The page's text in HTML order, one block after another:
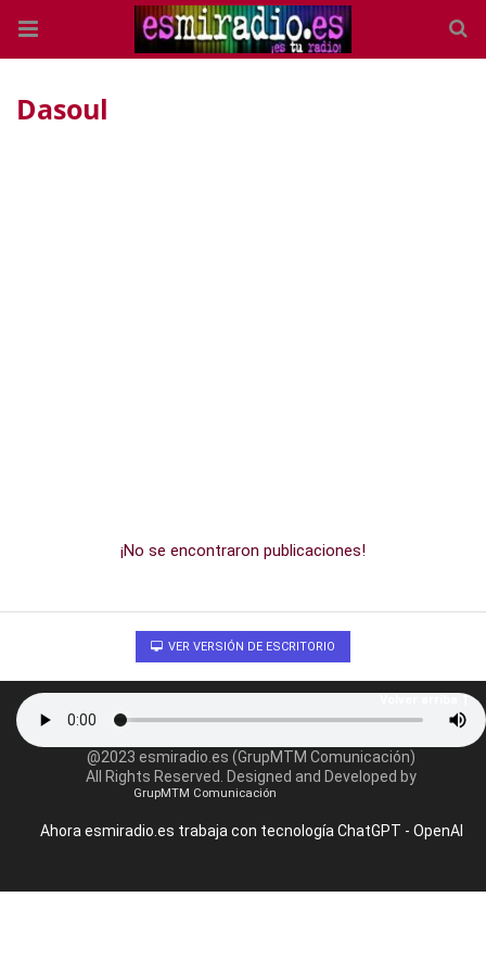
Dasoul
¡No se encontraron publicaciones!
VER VERSIÓN DE ESCRITORIO
@2023 esmiradio.es (GrupMTM Comunicación)
All Rights Reserved. Designed and Developed by
GrupMTM Comunicación
Ahora esmiradio.es trabaja con tecnología ChatGPT - OpenAI